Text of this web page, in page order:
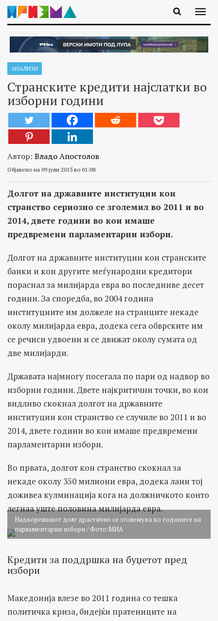
АНАЛИЗИ
Странските кредити најслатки во
изборни години
Автор: Владо Апостолов
Објавено на 09 јули 2015 во 01:08
Долгот на државните институции кон
странство сериозно се зголемил во 2011 и во
2014, двете години во кои имаше
предвремени парламентарни избори.
Долгот на државните институции кон странските
банки и кон другите меѓународни кредитори
пораснал за милијарда евра во последниве десет
години. За споредба, во 2004 година
институциите им должеле на странците некаде
околу милијарда евра, додека сега обврските им
се речиси удвоени и се движат околу сумата од
две милијарди.
Државата најмногу посегала по пари од надвор во
изборни години. Двете најкритични точки, во кои
видливо скокнал долгот на државните
институции кон странство се случиле во 2011 и во
2014, двете години во кои имаше предвремени
парламентарни избори.
Во првата, долгот кон странство скокнал за
некаде околу 350 милиони евра, додека лани тој
доживеа кулминација кога на должничкото конто
легнаа уште половина милијарда евра.
Надворешниот долг драстично се зголемува во годините на
парламентарни избори / Фото:МИА
Кредити за поддршка на буџетот пред
избори
Македонија влезе во 2011 година со тешка
политичка криза, бидејќи пратениците на